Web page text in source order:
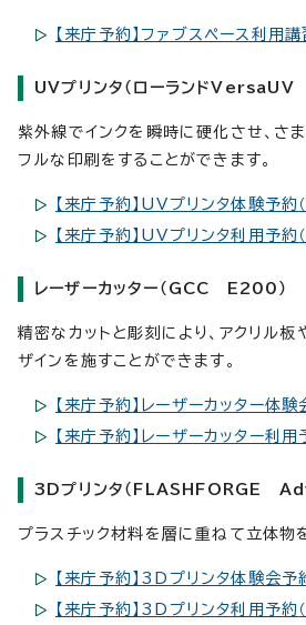
【来庁予約】ファブスペース利用
UVプリンタ（ローランド
紫外線でインクを瞬時に硬化させ、さ
フルな印刷をすることができます。
【来庁予約】UVプリンタ体験予約
【来庁予約】UVプリンタ利用予約
レーザーカッター（GCC E200）
精密なカットと彫刻により、アクリル
ザインを施すことができます。
【来庁予約】レーザーカッター体験
【来庁予約】レーザーカッター利用
3Dプリンタ（FLASHFORGE
プラスチック材料を層に重ねて立体物
【来庁予約】3Dプリンタ体験会予
【来庁予約】3Dプリンタ利用予約